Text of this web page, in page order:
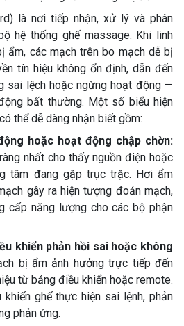
là nơi tiếp nhận, xử lý và phân
hệ thống ghế massage. Khi linh
ẩm, các mạch trên bo mạch dễ bị
tín hiệu không ổn định, dẫn đến
sai lệch hoặc ngừng hoạt động —
bất thường. Một số biểu hiện
thể dễ dàng nhận biết gồm:
hoặc hoạt động chập chờn:
nhất cho thấy nguồn điện hoặc
tâm đang gặp trục trặc. Hơi ẩm
gây ra hiện tượng đoản mạch,
cấp năng lượng cho các bộ phận
khiển phản hồi sai hoặc không
bị ẩm ảnh hưởng trực tiếp đến
từ bảng điều khiển hoặc remote.
khiến ghế thực hiện sai lệnh, phản
phản ứng.